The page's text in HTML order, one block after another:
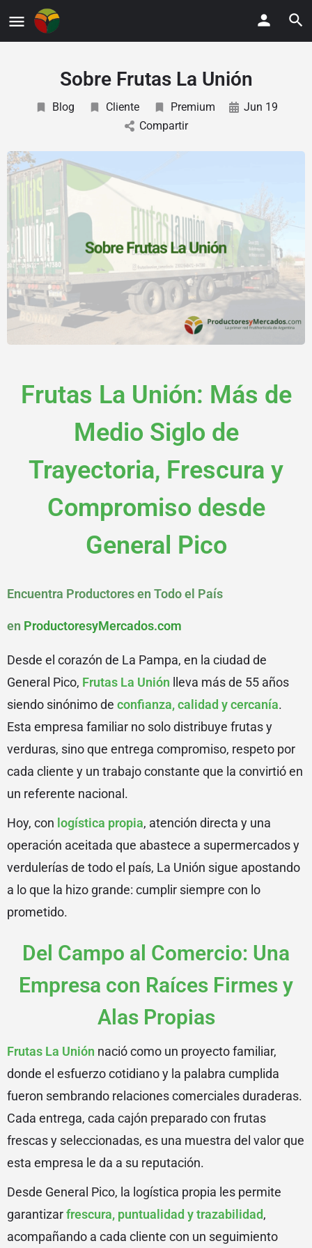
Sobre Frutas La Unión
Blog Cliente Premium
Jun 19
Compartir
Frutas La Unión: Más de
Medio Siglo de
Trayectoria, Frescura y
Compromiso desde
General Pico
Encuentra Productores en Todo el País
en ProductoresyMercados.com
Desde el corazón de La Pampa, en la ciudad de
General Pico, Frutas La Unión lleva más de 55 años
siendo sinónimo de confianza, calidad y cercanía.
Esta empresa familiar no solo distribuye frutas y
verduras, sino que entrega compromiso, respeto por
cada cliente y un trabajo constante que la convirtió en
un referente nacional.
Hoy, con logística propia, atención directa y una
operación aceitada que abastece a supermercados y
verdulerías de todo el país, La Unión sigue apostando
a lo que la hizo grande: cumplir siempre con lo
prometido.
Del Campo al Comercio: Una
Empresa con Raíces Firmes y
Alas Propias
Frutas La Unión nació como un proyecto familiar,
donde el esfuerzo cotidiano y la palabra cumplida
fueron sembrando relaciones comerciales duraderas.
Cada entrega, cada cajón preparado con frutas
frescas y seleccionadas, es una muestra del valor que
esta empresa le da a su reputación.
Desde General Pico, la logística propia les permite
garantizarfrescura, puntualidad y trazabilidad,
acompañando a cada cliente con un seguimiento